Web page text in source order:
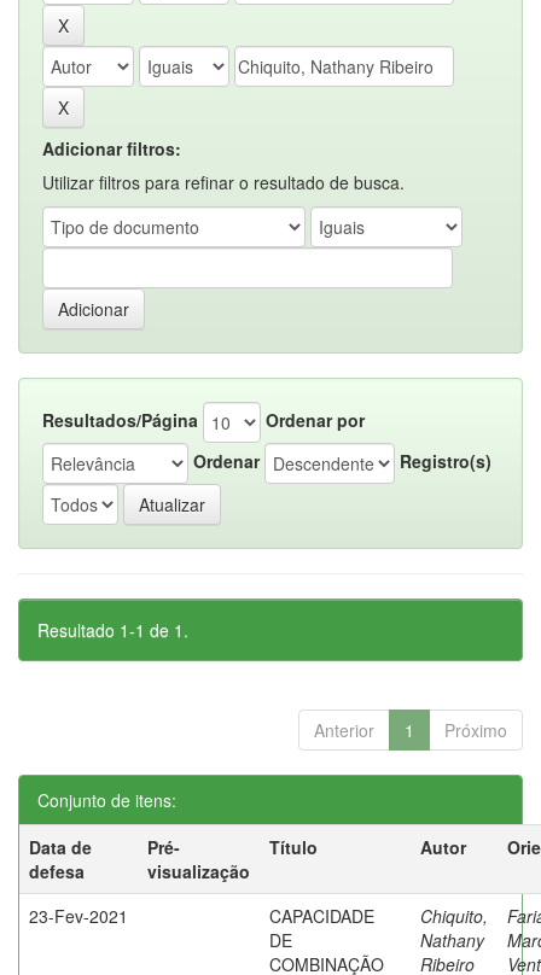
Adicionar filtros:
Utilizar filtros para refinar o resultado de busca.
Resultados/Página
Ordenar por
Ordenar
Registro(s)
Resultado 1-1 de 1.
Anterior 1 Próximo
Conjunto de itens:
Data de
defesa
Pré-
visualização
Título Autor
23-Fev-2021
CAPACIDADE
DE
COMBINAÇÃO
Chiquito,
Nathany
Ribeiro